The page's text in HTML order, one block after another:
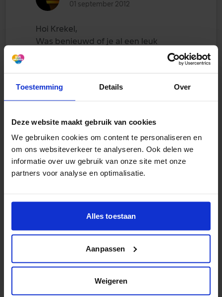
Toestemming Details Over
Deze website maakt gebruik van cookies
We gebruiken cookies om content te personaliseren en
om ons websiteverkeer te analyseren. Ook delen we
informatie over uw gebruik van onze site met onze
partners voor analyse en optimalisatie.
Alles toestaan
Aanpassen
Weigeren
01 september 2012
Hoi Krekel,
Was benieuwd of je al een leuk
krekel
01 september 2012
He Sha!
gelukkig wel wat pb's waar ik veel aan
Groetjes!